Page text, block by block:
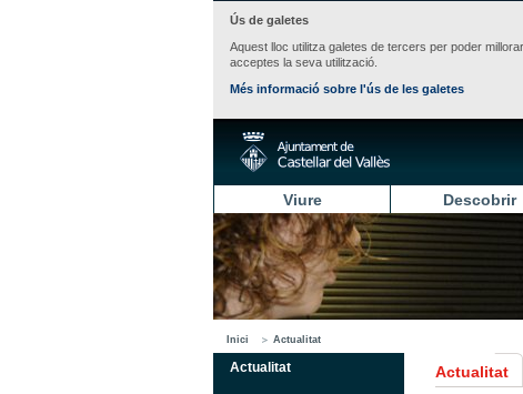
Ús de galetes
Aquest lloc utilitza galetes de tercers per poder
acceptes la seva utilització.
Més informació sobre l'ús de les galetes
Viure Descobrir
Inici Actualitat
Actualitat Actualitat